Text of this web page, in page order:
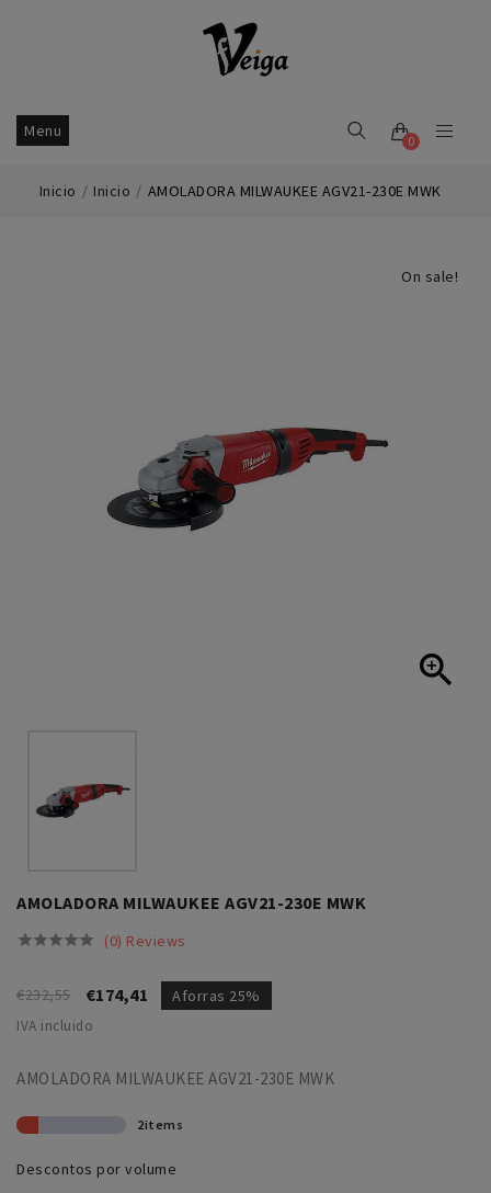
Menu
0
Inicio Inicio AMOLADORA MILWAUKEE AGV21-230E MWK
On sale!

AMOLADORA MILWAUKEE AGV21-230E MWK
 (0) Reviews
€232,55 €174,41 Aforras 25%
IVA incluido
AMOLADORA MILWAUKEE AGV21-230E MWK
2items
Descontos por volume